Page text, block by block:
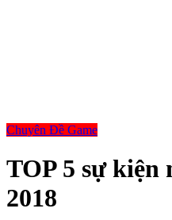
Chuyên Đề Game
TOP 5 sự kiện
2018